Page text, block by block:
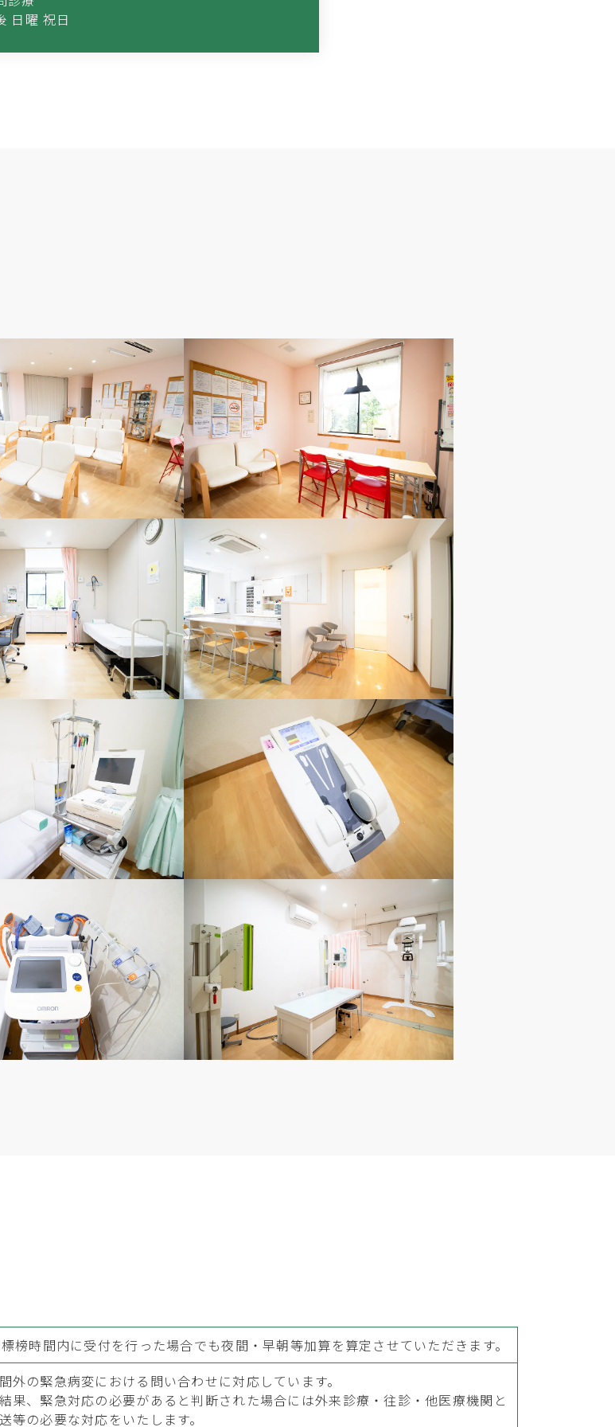
日曜 祝日
榜時間内に受付を行った場合でも夜間・早朝等加算を算定させていただきます。
外の緊急病変における問い合わせに対応しています。
果、緊急対応の必要があると判断された場合には外来診療・往診・他医療機関と
等の必要な対応をいたします。